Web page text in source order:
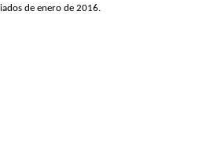
de enero de 2016.